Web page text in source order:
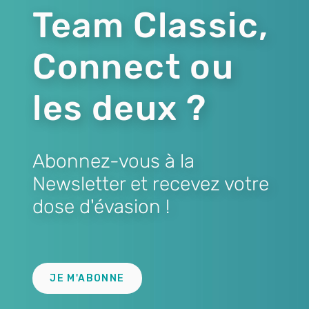
Team Classic,
Connect ou
les deux ?
Abonnez-vous à la
Newsletter et recevez votre
dose d'évasion !
JE M'ABONNE